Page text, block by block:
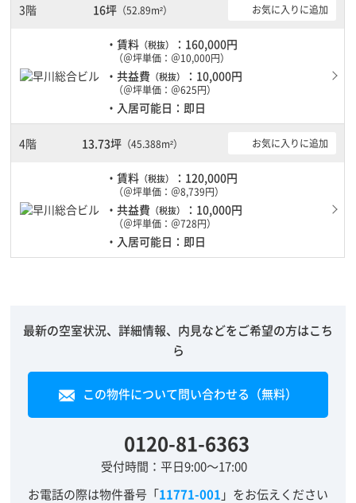
3階 16坪（52.89m²） お気に入りに追加
・賃料 （税抜） ：160,000円
（＠坪単価：＠10,000円）
・共益費 （税抜） ：10,000円
（＠坪単価：＠625円）
・入居可能日：即日
4階 13.73坪 （45.388m²） お気に入りに追加
・賃料 （税抜） ：120,000円
（＠坪単価：＠8,739円）
・共益費 （税抜） ：10,000円
（＠坪単価：＠728円）
・入居可能日：即日
最新の空室状況、詳細情報、内見などをご希望の方はこち
ら
この物件について問い合わせる（無料）
0120-81-6363
受付時間：平日9:00～17:00
お電話の際は物件番号「11771-001 」をお伝えください